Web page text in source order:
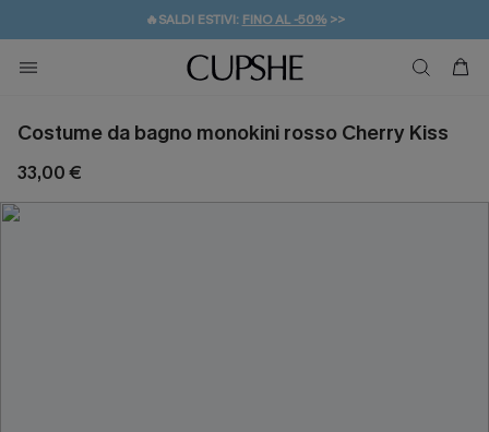
🔥SALDI ESTIVI: FINO AL -50%>>
🚚SPEDIZIONE GRATUITA DA 49€
💌REGALO PER I NUOVI: 20% DI SCONTO*
Costume da bagno monokini rosso Cherry Kiss
33,00 €